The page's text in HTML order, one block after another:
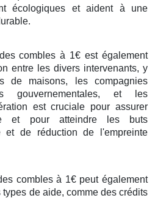
écologiques et aident à une
combles à 1€ est également
entre les divers intervenants, y
de maisons, les compagnies
gouvernementales, et les
est cruciale pour assurer
et pour atteindre les buts
et de réduction de l'empreinte
combles à 1€ peut également
de aide, comme des crédits